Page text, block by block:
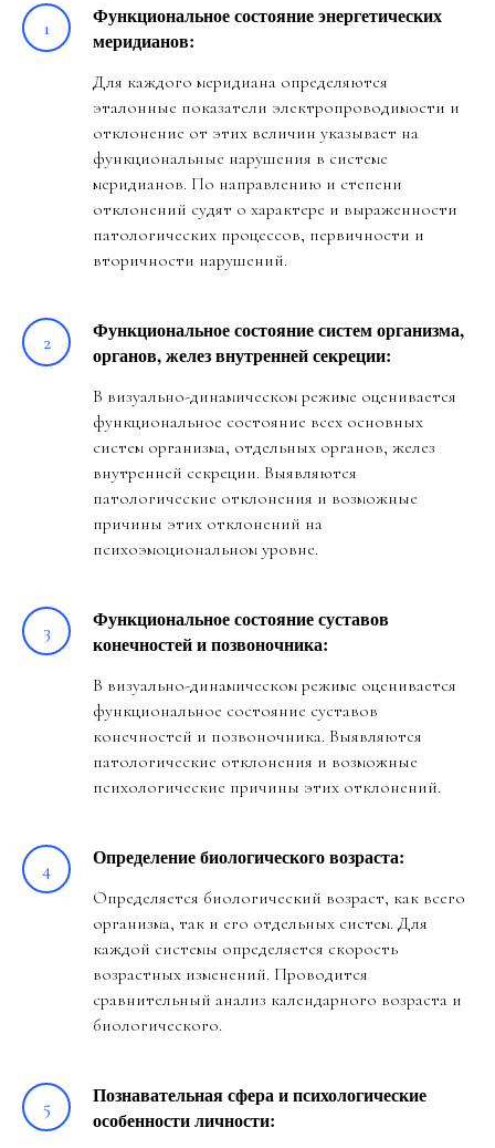
Функциональное состояние энергетических
меридианов:
Для каждого меридиана определяются
эталонные показатели электропроводимости и
отклонение от этих величин указывает на
функциональные нарушения в системе
меридианов. По направлению и степени
отклонений судят о характере и выраженности
патологических процессов, первичности и
вторичности нарушений.
Функциональное состояние систем организма,
органов, желез внутренней секреции:
В визуально-динамическом режиме оценивается
функциональное состояние всех основных
систем организма, отдельных органов, желез
внутренней секреции. Выявляются
патологические отклонения и возможные
причины этих отклонений на
психоэмоциональном уровне.
Функциональное состояние суставов
конечностей и позвоночника:
В визуально-динамическом режиме оценивается
функциональное состояние суставов
конечностей и позвоночника. Выявляются
патологические отклонения и возможные
психологические причины этих отклонений.
Определение биологического возраста:
Определяется биологический возраст, как всего
организма, так и его отдельных систем. Для
каждой системы определяется скорость
возрастных изменений. Проводится
сравнительный анализ календарного возраста и
биологического.
Познавательная сфера и психологические
особенности личности: